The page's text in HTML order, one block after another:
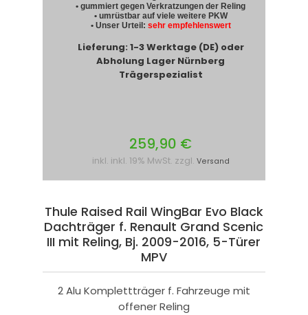
• gummiert gegen Verkratzungen der Reling
• umrüstbar auf viele weitere PKW
• Unser Urteil: sehr empfehlenswert
Lieferung: 1-3 Werktage (DE) oder
Abholung Lager Nürnberg
Trägerspezialist
259,90 €
inkl. inkl. 19% MwSt. zzgl. Versand
Thule Raised Rail WingBar Evo Black
Dachträger f. Renault Grand Scenic
III mit Reling, Bj. 2009-2016, 5-Türer
MPV
2 Alu Komplettträger f. Fahrzeuge mit
offener Reling